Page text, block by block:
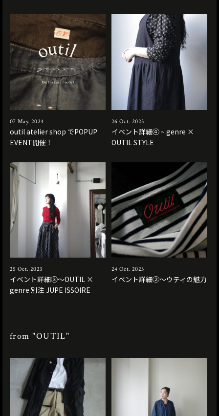
07 May. 2024
outil atelier shop でPOPUP
EVENT開催！
26 Oct. 2023
イベント詳細④ ~ genre ×
OUTIL STYLE
25 Oct. 2023
イベント詳細③〜OUTIL ×
genre 別注 JUPE ISSOIRE
24 Oct. 2023
イベント詳細②〜ウティの魅力
from "OUTIL"